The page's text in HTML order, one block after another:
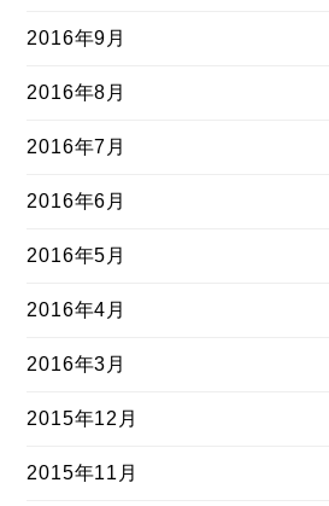
2016年9月
2016年8月
2016年7月
2016年6月
2016年5月
2016年4月
2016年3月
2015年12月
2015年11月